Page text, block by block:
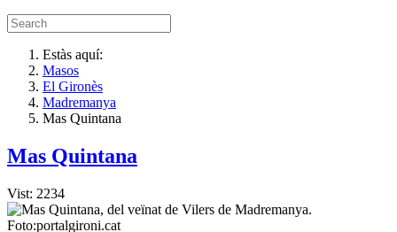
Estàs aquí:
Masos
El Gironès
Madremanya
Mas Quintana
Mas Quintana
Vist: 2234